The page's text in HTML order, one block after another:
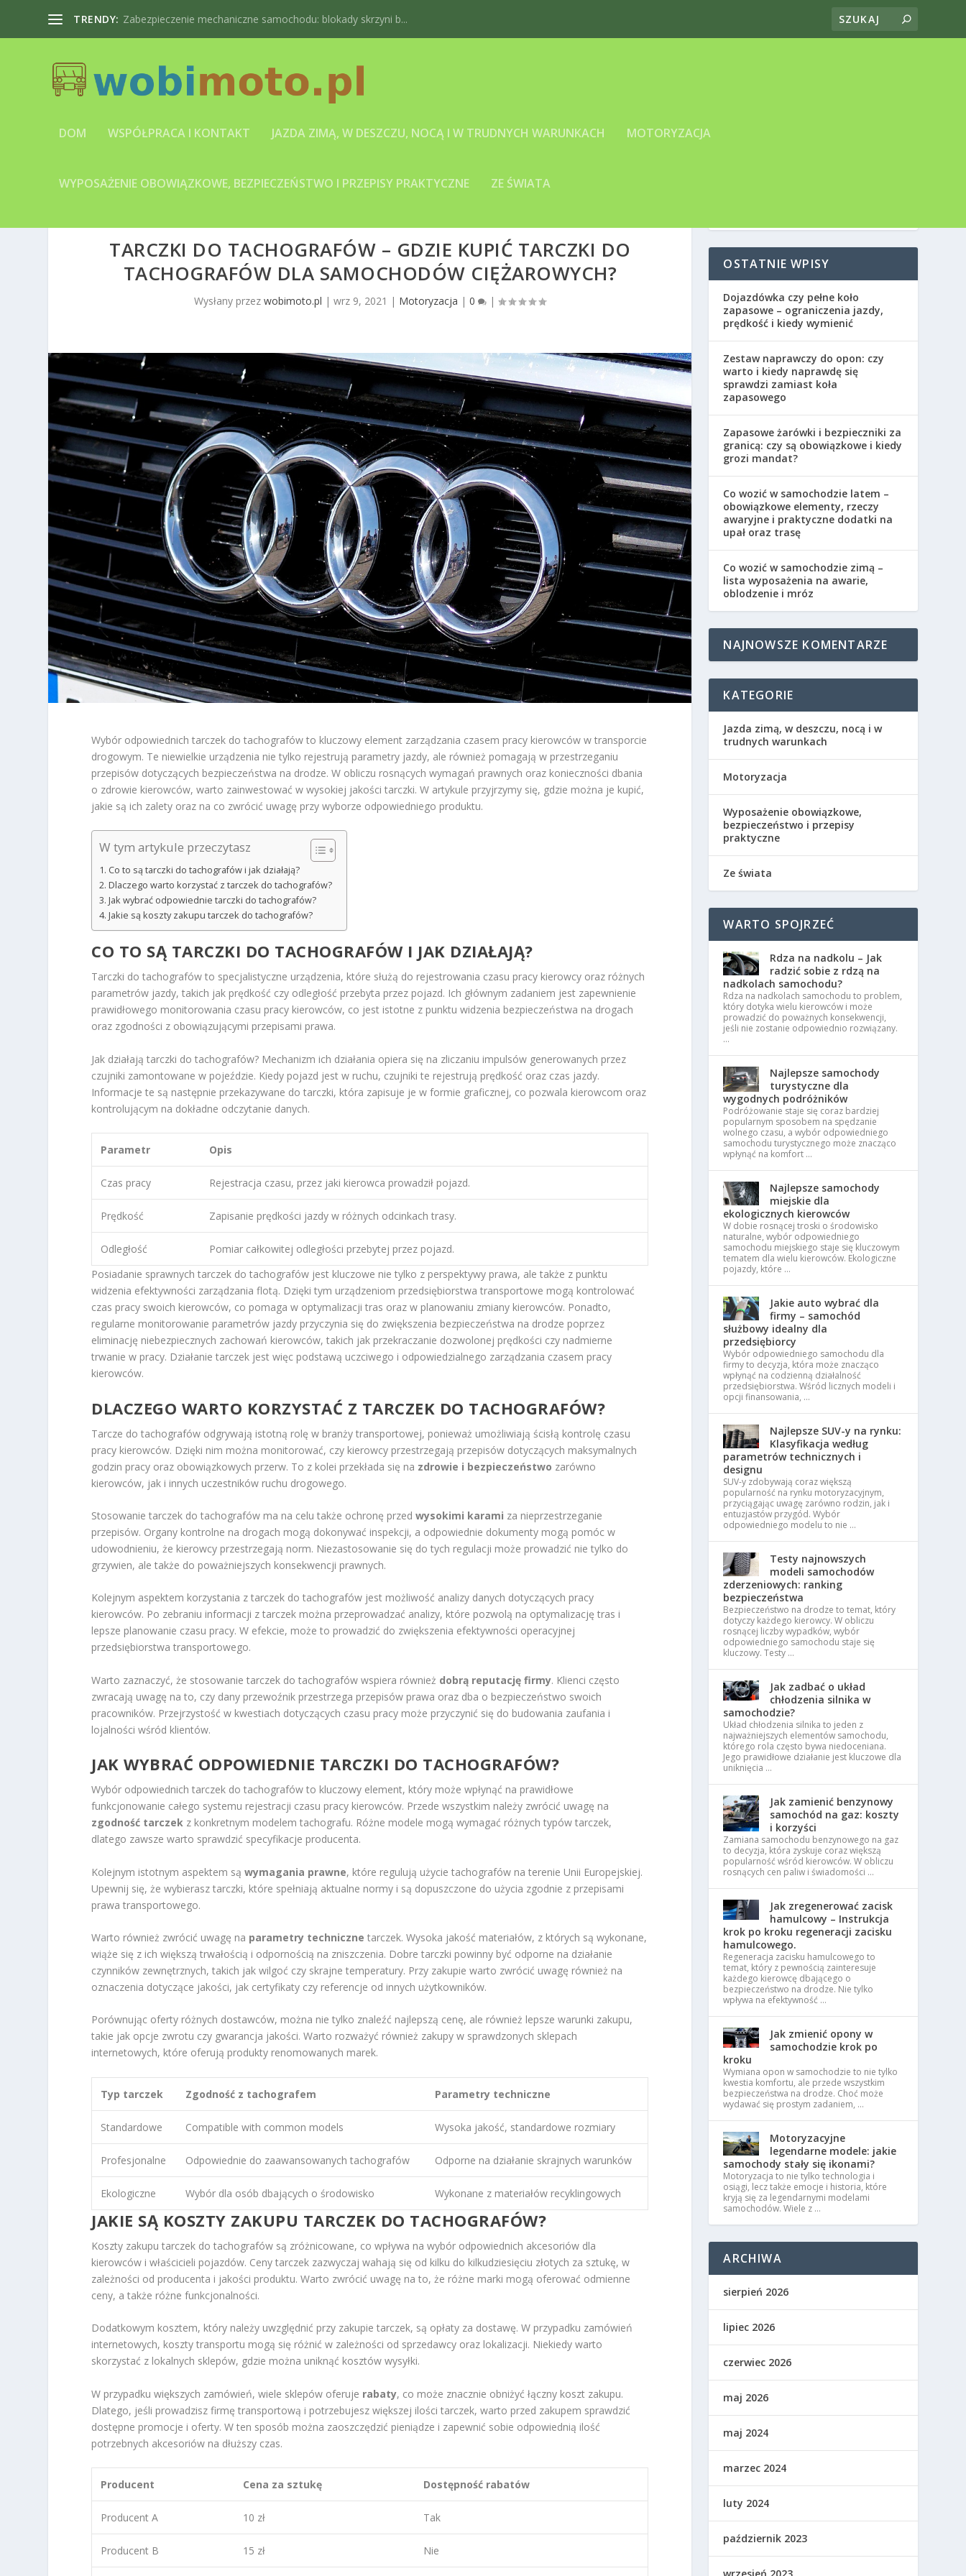
TRENDY: Zabezpieczenie mechaniczne samochodu: blokady skrzyni b...
DOM WSPÓŁPRACA I KONTAKT JAZDA ZIMĄ, W DESZCZU, NOCĄ I W TRUDNYCH WARUNKACH MOTORYZACJA
WYPOSAŻENIE OBOWIĄZKOWE, BEZPIECZEŃSTWO I PRZEPISY PRAKTYCZNE ZE ŚWIATA
TARCZKI DO TACHOGRAFÓW – GDZIE KUPIĆ TARCZKI DO
TACHOGRAFÓW DLA SAMOCHODÓW CIĘŻAROWYCH?
Wysłany przezwobimoto.pl |wrz 9, 2021 | Motoryzacja |0 |
Wybór odpowiednich tarczek do tachografów to kluczowy element zarządzania czasem pracy kierowców w transporcie
drogowym. Te niewielkie urządzenia nie tylko rejestrują parametry jazdy, ale również pomagają w przestrzeganiu
przepisów dotyczących bezpieczeństwa na drodze. W obliczu rosnących wymagań prawnych oraz konieczności dbania
o zdrowie kierowców, warto zainwestować w wysokiej jakości tarczki. W artykule przyjrzymy się, gdzie można je kupić,
jakie są ich zalety oraz na co zwrócić uwagę przy wyborze odpowiedniego produktu.
W tym artykule przeczytasz
Co to są tarczki do tachografów i jak działają?
Dlaczego warto korzystać z tarczek do tachografów?
Jak wybrać odpowiednie tarczki do tachografów?
Jakie są koszty zakupu tarczek do tachografów?
CO TO SĄ TARCZKI DO TACHOGRAFÓW I JAK DZIAŁAJĄ?
Tarczki do tachografów to specjalistyczne urządzenia, które służą do rejestrowania czasu pracy kierowcy oraz różnych
parametrów jazdy, takich jak prędkość czy odległość przebyta przez pojazd. Ich głównym zadaniem jest zapewnienie
prawidłowego monitorowania czasu pracy kierowców, co jest istotne z punktu widzenia bezpieczeństwa na drogach
oraz zgodności z obowiązującymi przepisami prawa.
Jak działają tarczki do tachografów? Mechanizm ich działania opiera się na zliczaniu impulsów generowanych przez
czujniki zamontowane w pojeździe. Kiedy pojazd jest w ruchu, czujniki te rejestrują prędkość oraz czas jazdy.
Informacje te są następnie przekazywane do tarczki, która zapisuje je w formie graficznej, co pozwala kierowcom oraz
kontrolującym na dokładne odczytanie danych.
Parametr Opis
Czas pracy Rejestracja czasu, przez jaki kierowca prowadził pojazd.
Prędkość Zapisanie prędkości jazdy w różnych odcinkach trasy.
Odległość
Pomiar całkowitej odległości przebytej przez pojazd.
Posiadanie sprawnych tarczek do tachografów jest kluczowe nie tylko z perspektywy prawa, ale także z punktu
widzenia efektywności zarządzania flotą. Dzięki tym urządzeniom przedsiębiorstwa transportowe mogą kontrolować
czas pracy swoich kierowców, co pomaga w optymalizacji tras oraz w planowaniu zmiany kierowców. Ponadto,
regularne monitorowanie parametrów jazdy przyczynia się do zwiększenia bezpieczeństwa na drodze poprzez
eliminację niebezpiecznych zachowań kierowców, takich jak przekraczanie dozwolonej prędkości czy nadmierne
trwanie w pracy. Działanie tarczek jest więc podstawą uczciwego i odpowiedzialnego zarządzania czasem pracy
kierowców.
DLACZEGO WARTO KORZYSTAĆ Z TARCZEK DO TACHOGRAFÓW?
Tarcze do tachografów odgrywają istotną rolę w branży transportowej, ponieważ umożliwiają ścisłą kontrolę czasu
pracy kierowców. Dzięki nim można monitorować, czy kierowcy przestrzegają przepisów dotyczących maksymalnych
godzin pracy oraz obowiązkowych przerw. To z kolei przekłada się na zdrowie i bezpieczeństwo zarówno
kierowców, jak i innych uczestników ruchu drogowego.
Stosowanie tarczek do tachografów ma na celu także ochronę przedwysokimi karami za nieprzestrzeganie
przepisów. Organy kontrolne na drogach mogą dokonywać inspekcji, a odpowiednie dokumenty mogą pomóc w
udowodnieniu, że kierowcy przestrzegają norm. Niezastosowanie się do tych regulacji może prowadzić nie tylko do
grzywien, ale także do poważniejszych konsekwencji prawnych.
Kolejnym aspektem korzystania z tarczek do tachografów jest możliwość analizy danych dotyczących pracy
kierowców. Po zebraniu informacji z tarczek można przeprowadzać analizy, które pozwolą na optymalizację tras i
lepsze planowanie czasu pracy. W efekcie, może to prowadzić do zwiększenia efektywności operacyjnej
przedsiębiorstwa transportowego.
Warto zaznaczyć, że stosowanie tarczek do tachografów wspiera również dobrą reputację firmy. Klienci często
zwracają uwagę na to, czy dany przewoźnik przestrzega przepisów prawa oraz dba o bezpieczeństwo swoich
pracowników. Przejrzystość w kwestiach dotyczących czasu pracy może przyczynić się do budowania zaufania i
lojalności wśród klientów.
JAK WYBRAĆ ODPOWIEDNIE TARCZKI DO TACHOGRAFÓW?
Wybór odpowiednich tarczek do tachografów to kluczowy element, który może wpłynąć na prawidłowe
funkcjonowanie całego systemu rejestracji czasu pracy kierowców. Przede wszystkim należy zwrócić uwagę na
zgodność tarczek z konkretnym modelem tachografu. Różne modele mogą wymagać różnych typów tarczek,
dlatego zawsze warto sprawdzić specyfikacje producenta.
Kolejnym istotnym aspektem sąwymagania prawne, które regulują użycie tachografów na terenie Unii Europejskiej.
Upewnij się, że wybierasz tarczki, które spełniają aktualne normy i są dopuszczone do użycia zgodnie z przepisami
prawa transportowego.
Warto również zwrócić uwagę na parametry techniczne tarczek. Wysoka jakość materiałów, z których są wykonane,
wiąże się z ich większą trwałością i odpornością na zniszczenia. Dobre tarczki powinny być odporne na działanie
czynników zewnętrznych, takich jak wilgoć czy skrajne temperatury. Przy zakupie warto zwrócić uwagę również na
oznaczenia dotyczące jakości, jak certyfikaty czy referencje od innych użytkowników.
Porównując oferty różnych dostawców, można nie tylko znaleźć najlepszą cenę, ale również lepsze warunki zakupu,
takie jak opcje zwrotu czy gwarancja jakości. Warto rozważyć również zakupy w sprawdzonych sklepach
internetowych, które oferują produkty renomowanych marek.
Typ tarczek Zgodność z tachografem Parametry techniczne
Standardowe Compatible with common models Wysoka jakość, standardowe rozmiary
Profesjonalne Odpowiednie do zaawansowanych tachografów Odporne na działanie skrajnych warunków
Ekologiczne Wybór dla osób dbających o środowisko Wykonane z materiałów recyklingowych
JAKIE SĄ KOSZTY ZAKUPU TARCZEK DO TACHOGRAFÓW?
Koszty zakupu tarczek do tachografów są zróżnicowane, co wpływa na wybór odpowiednich akcesoriów dla
kierowców i właścicieli pojazdów. Ceny tarczek zazwyczaj wahają się od kilku do kilkudziesięciu złotych za sztukę, w
zależności od producenta i jakości produktu. Warto zwrócić uwagę na to, że różne marki mogą oferować odmienne
ceny, a także różne funkcjonalności.
Dodatkowym kosztem, który należy uwzględnić przy zakupie tarczek, są opłaty za dostawę. W przypadku zamówień
internetowych, koszty transportu mogą się różnić w zależności od sprzedawcy oraz lokalizacji. Niekiedy warto
skorzystać z lokalnych sklepów, gdzie można uniknąć kosztów wysyłki.
W przypadku większych zamówień, wiele sklepów oferuje rabaty, co może znacznie obniżyć łączny koszt zakupu.
Dlatego, jeśli prowadzisz firmę transportową i potrzebujesz większej ilości tarczek, warto przed zakupem sprawdzić
dostępne promocje i oferty. W ten sposób można zaoszczędzić pieniądze i zapewnić sobie odpowiednią ilość
potrzebnych akcesoriów na dłuższy czas.
Producent Cena za sztukę Dostępność rabatów
Producent A 10 zł Tak
Producent B 15 zł Nie
OSTATNIE WPISY
Dojazdówka czy pełne koło
zapasowe – ograniczenia jazdy,
prędkość i kiedy wymienić
Zestaw naprawczy do opon: czy
warto i kiedy naprawdę się
sprawdzi zamiast koła
zapasowego
Zapasowe żarówki i bezpieczniki za
granicą: czy są obowiązkowe i kiedy
grozi mandat?
Co wozić w samochodzie latem –
obowiązkowe elementy, rzeczy
awaryjne i praktyczne dodatki na
upał oraz trasę
Co wozić w samochodzie zimą –
lista wyposażenia na awarie,
oblodzenie i mróz
NAJNOWSZE KOMENTARZE
KATEGORIE
Jazda zimą, w deszczu, nocą i w
trudnych warunkach
Motoryzacja
Wyposażenie obowiązkowe,
bezpieczeństwo i przepisy
praktyczne
Ze świata
WARTO SPOJRZEĆ
Rdza na nadkolu – Jak
radzić sobie z rdzą na
nadkolach samochodu?
Rdza na nadkolach samochodu to problem,
który dotyka wielu kierowców i może
prowadzić do poważnych konsekwencji,
jeśli nie zostanie odpowiednio rozwiązany.
…
Najlepsze samochody
turystyczne dla
wygodnych podróżników
Podróżowanie staje się coraz bardziej
popularnym sposobem na spędzanie
wolnego czasu, a wybór odpowiedniego
samochodu turystycznego może znacząco
wpłynąć na komfort …
Najlepsze samochody
miejskie dla
ekologicznych kierowców
W dobie rosnącej troski o środowisko
naturalne, wybór odpowiedniego
samochodu miejskiego staje się kluczowym
tematem dla wielu kierowców. Ekologiczne
pojazdy, które …
Jakie auto wybrać dla
firmy – samochód
służbowy idealny dla
przedsiębiorcy
Wybór odpowiedniego samochodu dla
firmy to decyzja, która może znacząco
wpłynąć na codzienną działalność
przedsiębiorstwa. Wśród licznych modeli i
opcji finansowania, …
Najlepsze SUV-y na rynku:
Klasyfikacja według
parametrów technicznych i
designu
SUV-y zdobywają coraz większą
popularność na rynku motoryzacyjnym,
przyciągając uwagę zarówno rodzin, jak i
entuzjastów przygód. Wybór
odpowiedniego modelu to nie …
Testy najnowszych
modeli samochodów
zderzeniowych: ranking
bezpieczeństwa
Bezpieczeństwo na drodze to temat, który
dotyczy każdego kierowcy. W obliczu
rosnącej liczby wypadków, wybór
odpowiedniego samochodu staje się
kluczowy. Testy …
Jak zadbać o układ
chłodzenia silnika w
samochodzie?
Układ chłodzenia silnika to jeden z
najważniejszych elementów samochodu,
którego rola często bywa niedoceniana.
Jego prawidłowe działanie jest kluczowe dla
uniknięcia …
Jak zamienić benzynowy
samochód na gaz: koszty
i korzyści
Zamiana samochodu benzynowego na gaz
to decyzja, która zyskuje coraz większą
popularność wśród kierowców. W obliczu
rosnących cen paliw i świadomości …
Jak zregenerować zacisk
hamulcowy – Instrukcja
krok po kroku regeneracji zacisku
hamulcowego.
Regeneracja zacisku hamulcowego to
temat, który z pewnością zainteresuje
każdego kierowcę dbającego o
bezpieczeństwo na drodze. Nie tylko
wpływa na efektywność …
Jak zmienić opony w
samochodzie krok po
kroku
Wymiana opon w samochodzie to nie tylko
kwestia komfortu, ale przede wszystkim
bezpieczeństwa na drodze. Choć może
wydawać się prostym zadaniem, …
Motoryzacyjne
legendarne modele: jakie
samochody stały się ikonami?
Motoryzacja to nie tylko technologia i
osiągi, lecz także emocje i historia, które
kryją się za legendarnymi modelami
samochodów. Wiele z …
ARCHIWA
sierpień 2026
lipiec 2026
czerwiec 2026
maj 2026
maj 2024
marzec 2024
luty 2024
październik 2023
wrzesień 2023